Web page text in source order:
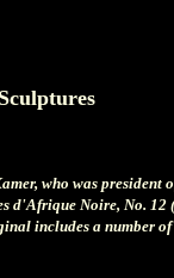
who was
d'Afrique Noire, No.
includes a number